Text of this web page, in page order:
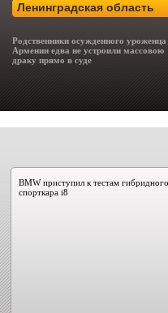
Ленинградская область
Родственники осужденного уроженца
Армении едва не устроили массовою
драку прямо в суде
BMW приступил к тестам гибридного
спорткара i8